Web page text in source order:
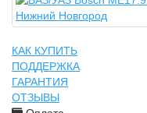
КАК КУПИТЬ
ПОДДЕРЖКА
ГАРАНТИЯ
ОТЗЫВЫ